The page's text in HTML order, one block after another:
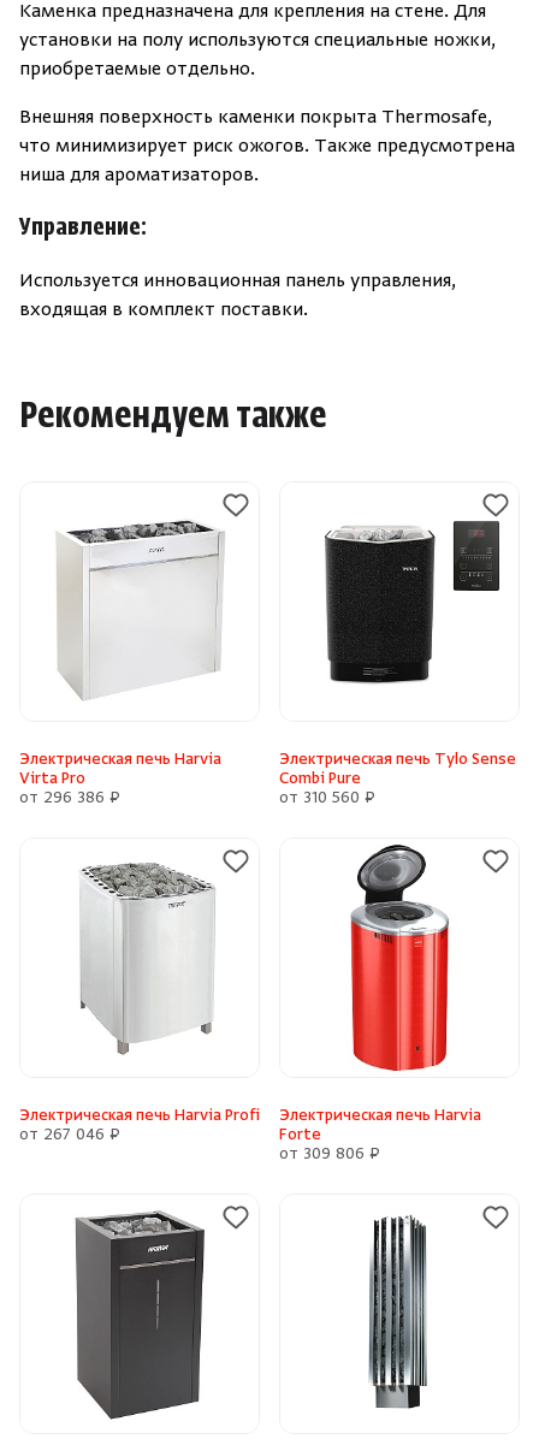
Каменка предназначена для крепления на стене. Для
установки на полу используются специальные ножки,
приобретаемые отдельно.
Внешняя поверхность каменки покрыта Thermosafe,
что минимизирует риск ожогов. Также предусмотрена
ниша для ароматизаторов.
Управление:
Используется инновационная панель управления,
входящая в комплект поставки.
Рекомендуем также
Электрическая печь Harvia
Virta Pro
от 296 386 ₽
Электрическая печь Tylo Sense
Combi Pure
от 310 560 ₽
Электрическая печь Harvia Profi
от 267 046 ₽
Электрическая печь Harvia
Forte
от 309 806 ₽